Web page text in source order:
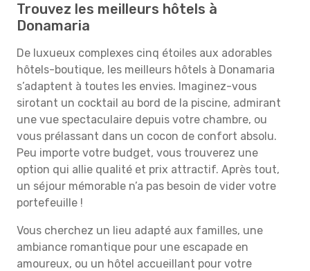
Trouvez les meilleurs hôtels à
Donamaria
De luxueux complexes cinq étoiles aux adorables
hôtels-boutique, les meilleurs hôtels à Donamaria
s’adaptent à toutes les envies. Imaginez-vous
sirotant un cocktail au bord de la piscine, admirant
une vue spectaculaire depuis votre chambre, ou
vous prélassant dans un cocon de confort absolu.
Peu importe votre budget, vous trouverez une
option qui allie qualité et prix attractif. Après tout,
un séjour mémorable n’a pas besoin de vider votre
portefeuille !
Vous cherchez un lieu adapté aux familles, une
ambiance romantique pour une escapade en
amoureux, ou un hôtel accueillant pour votre